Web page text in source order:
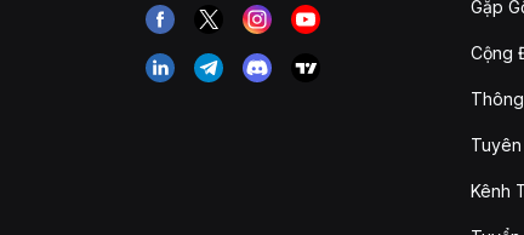
Gặp
Cộng
Tuyên
Kênh